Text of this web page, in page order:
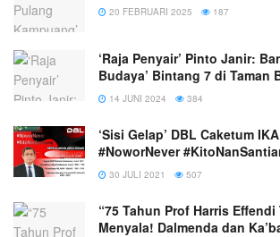
20 FEBRUARI 2025 187
‘Raja Penyair’ Pinto Janir:
Budaya’ Bintang 7 di Taman
14 JUNI 2024 384
‘Sisi Gelap’ DBL Caketum
#NoworNever
30 JULI 2021 507
“75 Tahun Prof Harris Effendi
Menyala! Dalmenda dan